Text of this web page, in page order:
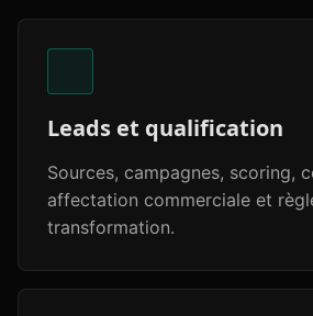
Leads et qualification
Sources, campagnes, scoring,
affectation commerciale et
transformation.